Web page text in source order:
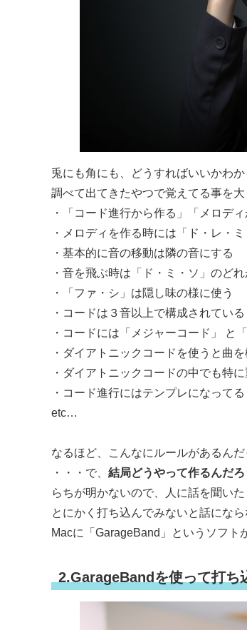
兎にも角にも、どうすればいいかわ
調べて出てきたやつで覚えてる事を大
・「コード進行から作る」「メロデ
・メロディを作る時には「ド・レ・
・基本的に音の移動は隣の音にする
・音を飛ぶ時は「ド・ミ・ソ」のど
・「ファ・シ」は隠し味の様に使う
・コードは３音以上で構成されている
・コードには「メジャーコード」 と
・ダイアトニックコードを使うと曲
・ダイアトニックコードの中でも特
・コード進行にはテンプレになって
etc…
なるほど、こんなにルールがあるんだ
・・・で、 結局どうやって作るんだろ
らちが明かないので、人に話を聞い
とにかく打ち込んでみないと話にな
Macに「GarageBand」というソフト
2.GarageBandを使って打ち